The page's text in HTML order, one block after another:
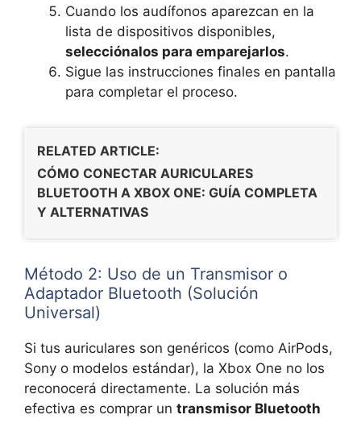
Cuando los audífonos aparezcan en la
lista de dispositivos disponibles,
selecciónalos para emparejarlos.
Sigue las instrucciones finales en pantalla
para completar el proceso.
RELATED ARTICLE:
CÓMO CONECTAR AURICULARES
BLUETOOTH A XBOX ONE: GUÍA COMPLETA
Y ALTERNATIVAS
Método 2: Uso de un Transmisor o
Adaptador Bluetooth (Solución
Universal)
Si tus auriculares son genéricos (como AirPods,
Sony o modelos estándar), la Xbox One no los
reconocerá directamente. La solución más
efectiva es comprar un transmisor Bluetooth